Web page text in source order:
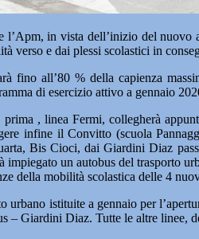
in vista dell’inizio del nuovo
verso e dai plessi scolastici in
fino all’80 % della capienza
di esercizio attivo a gennaio
, linea Fermi, collegherà
infine il Convitto (scuola
Bis Cioci, dai Giardini Diaz
impiegato un autobus del trasporto
della mobilità scolastica delle 4
urbano istituite a gennaio per
– Giardini Diaz. Tutte le altre